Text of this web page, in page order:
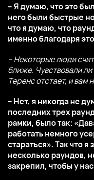
– Я думаю, что это
него были быстрые
что я думаю, что
именно благодаря
– Некоторые люди
ближе. Чувствовали
Теренс отстает, и вам
– Нет, я никогда не
последних трех
рамки, было так:
работать немного
стараться». Так что я
несколько раундов,
закрепил, чтобы у